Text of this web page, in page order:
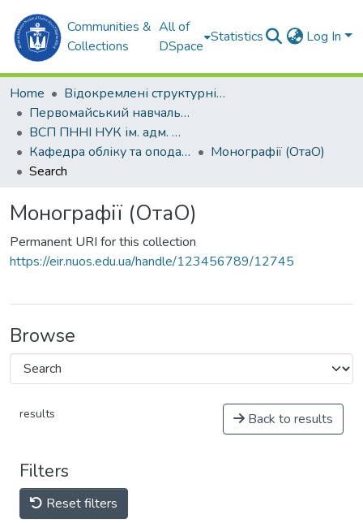
Communities &
Collections
All of
DSpace
Statistics Log In
Home
Відокремлені структурні підрозділи НУК ім. адм. Макарова
Первомайський навчально-науковий інститут НУК ім. адм. Макарова (ПННІ НУК)
ВСП ПННІ НУК ім. адм. Макарова
Кафедра обліку та оподаткування (ОтаО)
Монографії (ОтаО)
Search
Монографії (ОтаО)
Permanent URI for this collection
https://eir.nuos.edu.ua/handle/123456789/12745
Browse
results Back to results
Filters
Reset filters